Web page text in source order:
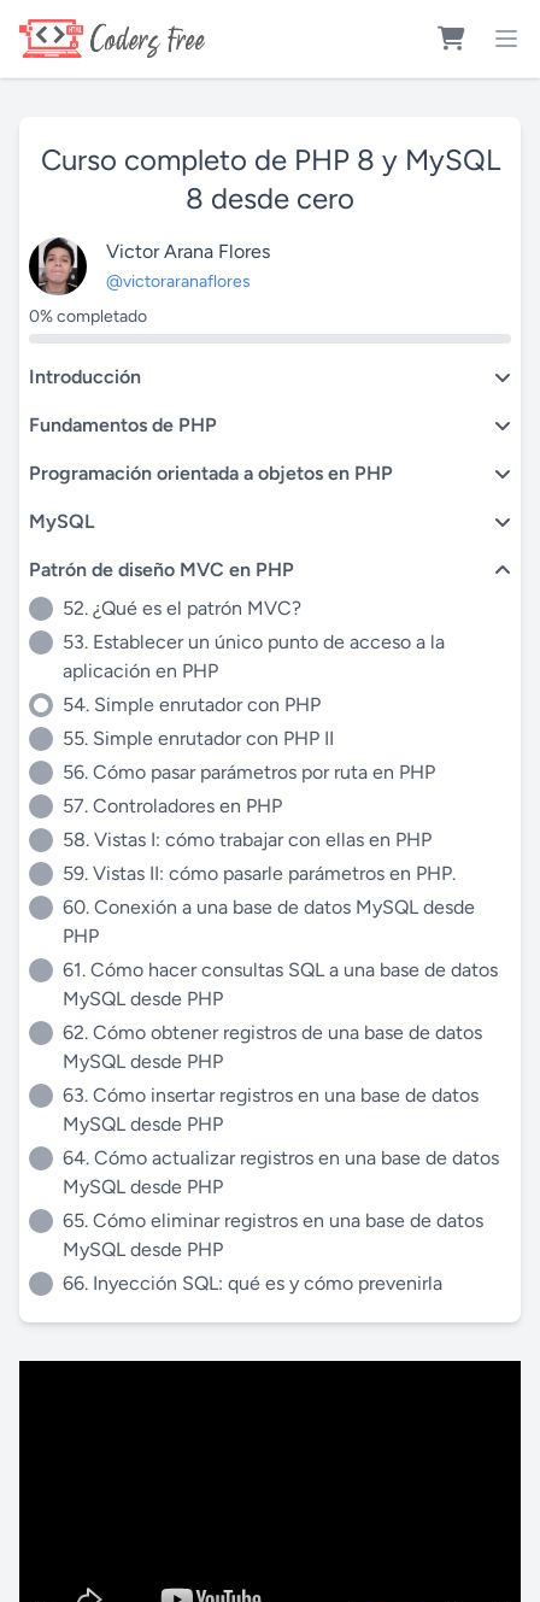
Curso completo de PHP 8 y MySQL
8 desde cero
Victor Arana Flores
@victoraranaflores
0% completado
Introducción
Fundamentos de PHP
Programación orientada a objetos en PHP
MySQL
Patrón de diseño MVC en PHP
52. ¿Qué es el patrón MVC?
53. Establecer un único punto de acceso a la
aplicación en PHP
54. Simple enrutador con PHP
55. Simple enrutador con PHP II
56. Cómo pasar parámetros por ruta en PHP
57. Controladores en PHP
58. Vistas I: cómo trabajar con ellas en PHP
59. Vistas II: cómo pasarle parámetros en PHP.
60. Conexión a una base de datos MySQL desde
PHP
61. Cómo hacer consultas SQL a una base de datos
MySQL desde PHP
62. Cómo obtener registros de una base de datos
MySQL desde PHP
63. Cómo insertar registros en una base de datos
MySQL desde PHP
64. Cómo actualizar registros en una base de datos
MySQL desde PHP
65. Cómo eliminar registros en una base de datos
MySQL desde PHP
66. Inyección SQL: qué es y cómo prevenirla